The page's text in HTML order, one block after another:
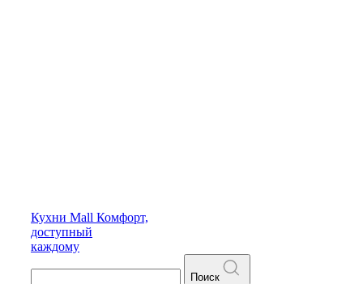
Кухни Mall Комфорт,
доступный
каждому
Поиск